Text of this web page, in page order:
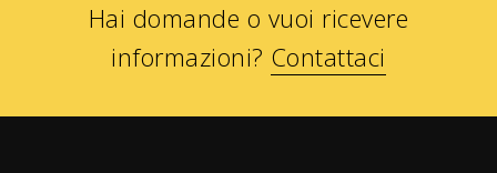
Hai domande o vuoi ricevere
informazioni? Contattaci